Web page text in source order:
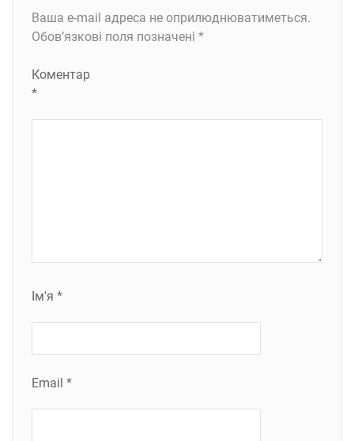
Ваша e-mail адреса не оприлюднюватиметься.
Обов’язкові поля позначені *
Коментар
*
Ім'я *
Email *